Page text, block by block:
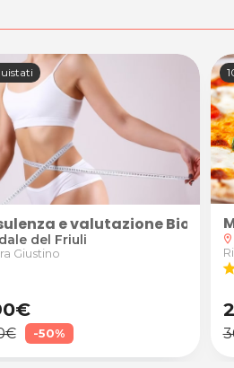
e valutazione
del Friuli
Giustino
-50%
location_on